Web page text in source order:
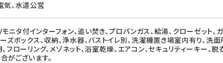
気、水道公営
ニタ付インターフォン、追い焚き、プロパンガス、給湯、クローゼット、
ズボックス、収納、浄水器、バストイレ別、洗濯機置き場室内有り、洗
フローリング、メゾネット、浴室乾燥、エアコン、セキュリティーキー
がございます。